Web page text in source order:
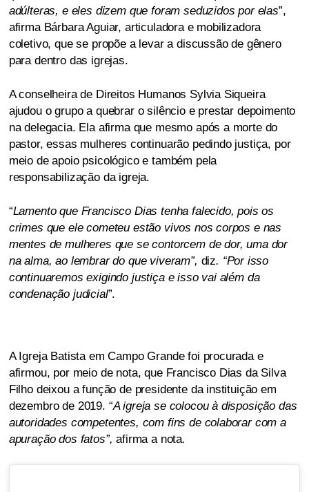
adúlteras, e eles dizem que foram seduzidos por elas”,
afirma Bárbara Aguiar, articuladora e mobilizadora
coletivo, que se propõe a levar a discussão de gênero
para dentro das igrejas.
A conselheira de Direitos Humanos Sylvia Siqueira
ajudou o grupo a quebrar o silêncio e prestar depoimento
na delegacia. Ela afirma que mesmo após a morte do
pastor, essas mulheres continuarão pedindo justiça, por
meio de apoio psicológico e também pela
responsabilização da igreja.
“Lamento que Francisco Dias tenha falecido, pois os
crimes que ele cometeu estão vivos nos corpos e nas
mentes de mulheres que se contorcem de dor, uma dor
na alma, ao lembrar do que viveram”, diz. “Por isso
continuaremos exigindo justiça e isso vai além da
condenação judicial”.
A Igreja Batista em Campo Grande foi procurada e
afirmou, por meio de nota, que Francisco Dias da Silva
Filho deixou a função de presidente da instituição em
dezembro de 2019. “A igreja se colocou à disposição das
autoridades competentes, com fins de colaborar com a
apuração dos fatos”,afirma a nota.